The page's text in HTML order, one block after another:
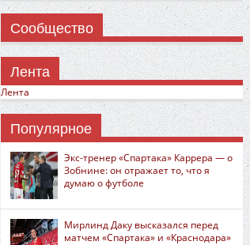
Сообщество
Лента
Лента
Популярное
Экс-тренер «Спартака» Каррера — о
Зобнине: он отражает то, что я
думаю о футболе
Мирлинд Даку высказался перед
матчем «Спартака» и «Краснодара»